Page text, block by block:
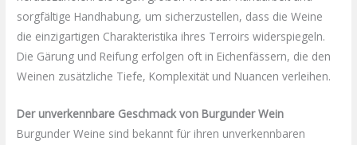
sorgfältige Handhabung, um sicherzustellen, dass die Weine
die einzigartigen Charakteristika ihres Terroirs widerspiegeln.
Die Gärung und Reifung erfolgen oft in Eichenfässern, die den
Weinen zusätzliche Tiefe, Komplexität und Nuancen verleihen.
Der unverkennbare Geschmack von Burgunder Wein
Burgunder Weine sind bekannt für ihren unverkennbaren